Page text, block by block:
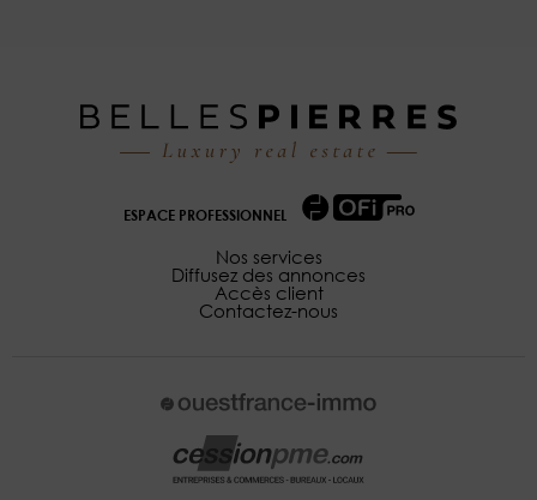
ESPACE PROFESSIONNEL
Nos services
Diffusez des annonces
Accès client
Contactez-nous